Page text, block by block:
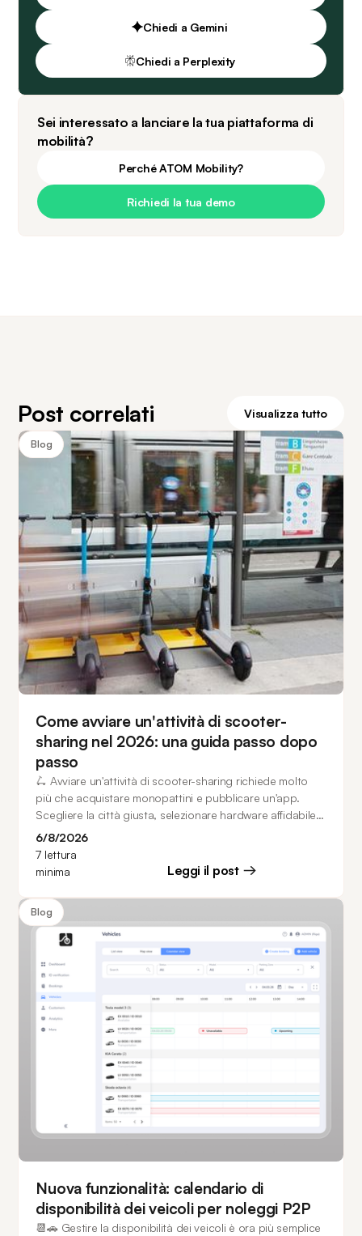
Chiedi a Gemini
Chiedi a Perplexity
Sei interessato a lanciare la tua piattaforma di
mobilità?
Perché ATOM Mobility?
Richiedi la tua demo
Post correlati Visualizza tutto
Blog
Come avviare un'attività di scooter-
sharing nel 2026: una guida passo dopo
passo
🛴 Avviare un'attività di scooter-sharing richiede molto
più che acquistare monopattini e pubblicare un'app.
Scegliere la città giusta, selezionare hardware affidabile,
pianificare le operazioni e investire in un software
scalabile sono elementi fondamentali per costruire un
business di mobilità di successo. Questa guida ti
accompagna in ogni fase del processo, dalla ricerca di
mercato e la scelta del modello di business alla gestione
della flotta, all'acquisizione dei clienti e a come gli
operatori possono partire in soli 20 giorni.
6/8/2026
7 lettura
minima
Leggi il post
Blog
Nuova funzionalità: calendario di
disponibilità dei veicoli per noleggi P2P
📆🚗 Gestire la disponibilità dei veicoli è ora più semplice